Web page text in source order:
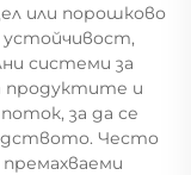
или порошково
устойчивост,
системи за
продуктите и
за да се
Често